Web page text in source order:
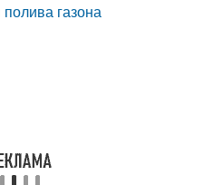
газона